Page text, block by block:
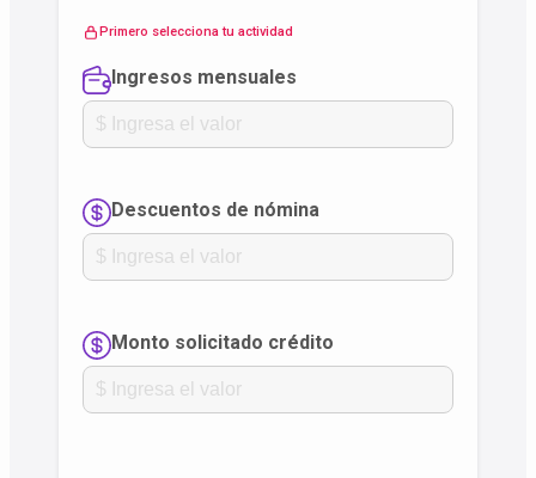
Primero selecciona tu actividad
Ingresos mensuales
Descuentos de nómina
Monto solicitado crédito